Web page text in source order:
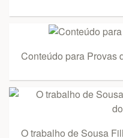
Conteúdo para Provas
O trabalho de Sousa